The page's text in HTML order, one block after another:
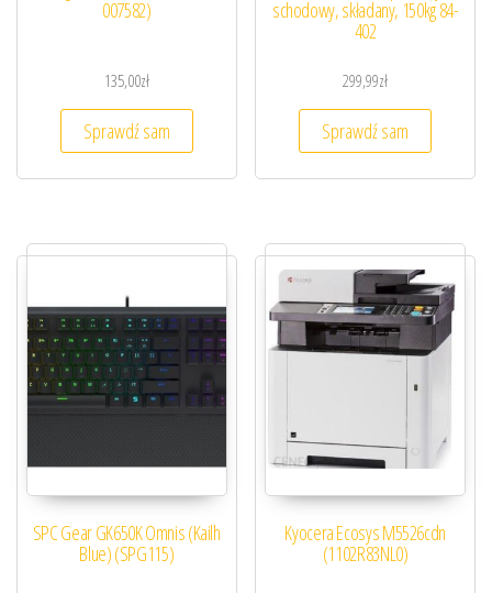
007582)
135,00zł
Sprawdź sam
schodowy, składany, 150kg 84-
402
299,99zł
Sprawdź sam
SPC Gear GK650K Omnis (Kailh
Blue) (SPG115)
Kyocera Ecosys M5526cdn
(1102R83NL0)